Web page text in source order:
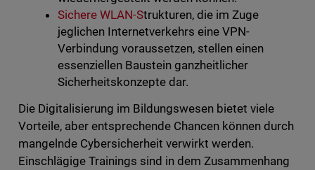
Sichere WLAN-Strukturen, die im Zuge
jeglichen Internetverkehrs eine VPN-
Verbindung voraussetzen, stellen einen
essenziellen Baustein ganzheitlicher
Sicherheitskonzepte dar.
Die Digitalisierung im Bildungswesen bietet viele
Vorteile, aber entsprechende Chancen können durch
mangelnde Cybersicherheit verwirkt werden.
Einschlägige Trainings sind in dem Zusammenhang